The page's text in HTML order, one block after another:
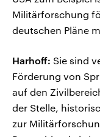
Militärforschung
deutschen Pläne
Harhoff: Sie sind
Förderung von
auf den
der Stelle,
zur